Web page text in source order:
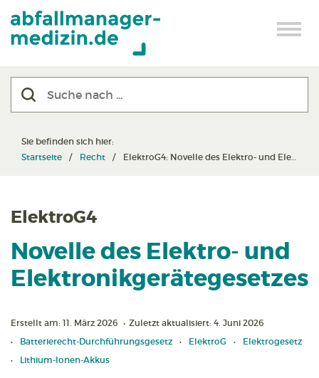
Sie befinden sich hier:
Startseite
Recht ElektroG4: Novelle des Elektro- und Elektronik­geräte­gesetzes
ElektroG4
Novelle des Elektro- und
Elektronik­geräte­gesetzes
Erstellt am: 11. März 2026 • Zuletzt aktualisiert: 4. Juni 2026
Batterierecht-Durchführungsgesetz
ElektroG
Elektrogesetz
Lithium-Ionen-Akkus